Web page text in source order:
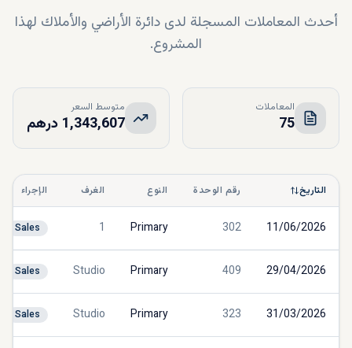
أحدث المعاملات المسجلة لدى دائرة الأراضي والأملاك لهذا
المشروع.
المعاملات
75
متوسط السعر
1,343,607 درهم
التاريخ رقم الوحدة النوع الغرف الإجراء
11/06/2026
302
Primary
1
Sales
29/04/2026
409
Primary
Studio
Sales
31/03/2026
323
Primary
Studio
Sales